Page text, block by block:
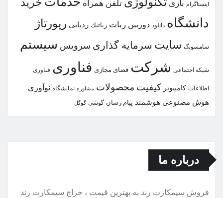
اینستاگرام بازی تلفن همراه
دانشگاه دانلود دوربین ربات رباتیك ردیابی رپورتاژ
سامسونگ سایت سرمایه گذاری سرویس سیستم
شبكه اجتماعی شركت فضای مجازی فناوری فناوری
اطلاعات كامپیوتر كیفیت محصولات مشاوره نمایشگاه نوآوری
هوش مصنوعی هوشمند پیام رسان گوشی گوگل
درباره ما
فروش سیمكارت رند به بهترین قیمت ، حراج سیمكارت رند